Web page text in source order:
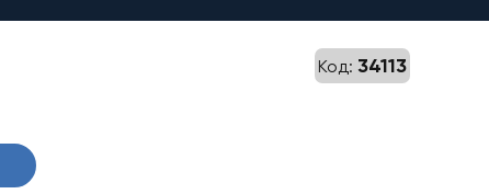
Код: 34113